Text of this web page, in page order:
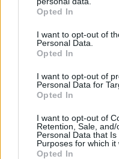
grant or deny consent to
use your data for below
consent section.
Opted In
I want to opt-out of
Personal Data.
Opted In
I want to opt-out of
Personal Data for
Opted In
I want to opt-out of
Retention, Sale,
Personal Data that
Purposes for which it
Opted In